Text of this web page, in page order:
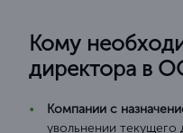
Кому
директора в
Компании с
увольнении текущего